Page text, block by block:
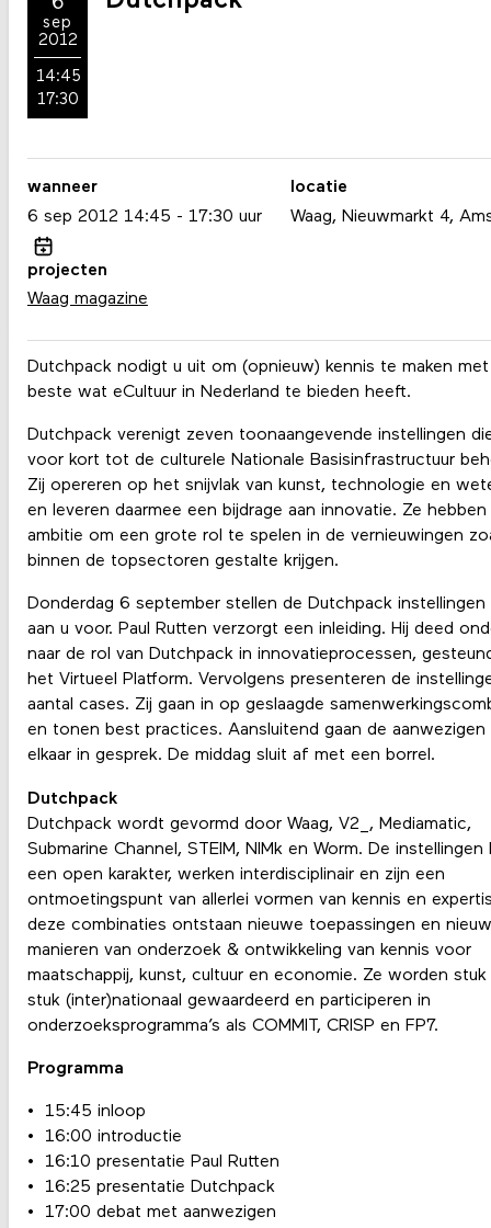
sep
2012
14:45
17:30
Dutchpack nodigt u uit om (opnieuw) kennis te maken
beste wat eCultuur in Nederland te bieden heeft.
Dutchpack verenigt zeven toonaangevende instellingen
voor kort tot de culturele Nationale Basisinfrastructuur
Zij opereren op het snijvlak van kunst, technologie en
en leveren daarmee een bijdrage aan innovatie. Ze hebben
ambitie om een grote rol te spelen in de vernieuwingen
binnen de topsectoren gestalte krijgen.
Donderdag 6 september stellen de Dutchpack instellingen
aan u voor. Paul Rutten verzorgt een inleiding. Hij deed
naar de rol van Dutchpack in innovatieprocessen,
het Virtueel Platform. Vervolgens presenteren de
aantal cases. Zij gaan in op geslaagde
en tonen best practices. Aansluitend gaan de aanwezigen
elkaar in gesprek. De middag sluit af met een borrel.
Dutchpack
Dutchpack wordt gevormd door Waag, V2_, Mediamatic,
Submarine Channel, STEIM, NIMk en Worm. De instellingen
een open karakter, werken interdisciplinair en zijn een
ontmoetingspunt van allerlei vormen van kennis en
deze combinaties ontstaan nieuwe toepassingen en
manieren van onderzoek & ontwikkeling van kennis voor
maatschappij, kunst, cultuur en economie. Ze worden
stuk (inter)nationaal gewaardeerd en participeren in
onderzoeksprogramma’s als COMMIT, CRISP en FP7.
Programma
15:45 inloop
16:00 introductie
16:10 presentatie Paul Rutten
16:25 presentatie Dutchpack
17:00 debat met aanwezigen
wanneer
6 sep 2012 14:45 17:30 uur
locatie
Waag, Nieuwmarkt 4,
projecten
Waag magazine